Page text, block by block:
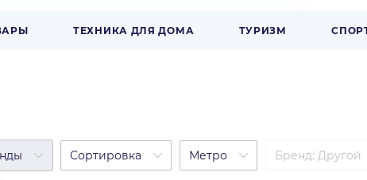
ТЕХНИКА ДЛЯ ДОМА ТУРИЗМ
Сортировка Метро Бренд: Другой